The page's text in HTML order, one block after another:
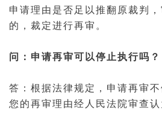
申请理由是否足以推翻原裁判
的， 裁定进行再审。
问：申请再审可以停止执行吗？
答：根据法律规定，申请再审
您的再审理由经人民法院审查